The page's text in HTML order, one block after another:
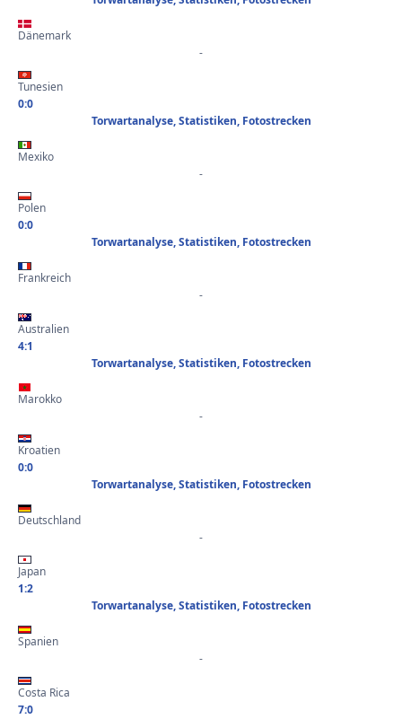
Dänemark
-
Tunesien
0:0
Torwartanalyse, Statistiken, Fotostrecken
Mexiko
-
Polen
0:0
Torwartanalyse, Statistiken, Fotostrecken
Frankreich
-
Australien
4:1
Torwartanalyse, Statistiken, Fotostrecken
Marokko
-
Kroatien
0:0
Torwartanalyse, Statistiken, Fotostrecken
Deutschland
-
Japan
1:2
Torwartanalyse, Statistiken, Fotostrecken
Spanien
-
Costa Rica
7:0